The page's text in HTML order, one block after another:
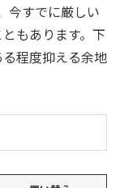
今すでに厳しい
もあります。下
程度抑える余地